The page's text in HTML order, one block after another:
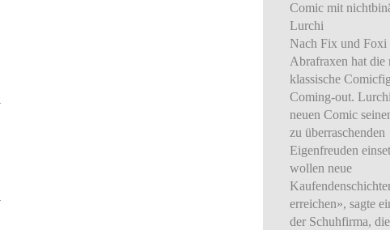
Comic mit
Lurchi
Nach Fix und Foxi
Abrafraxen hat die
klassische
Coming-out.
neuen Comic
zu überraschenden
Eigenfreuden
wollen neue
erreichen», sagte
der Schuhfirma, die